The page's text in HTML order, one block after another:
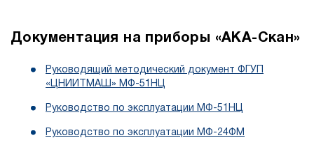
Документация на приборы «АКА-Скан»
Руководящий методический документ ФГУП
«ЦНИИТМАШ» МФ-51НЦ
Руководство по эксплуатации МФ-51НЦ
Руководство по эксплуатации МФ-24ФМ